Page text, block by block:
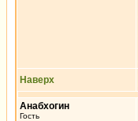
Наверх
Анабхогин
Гость